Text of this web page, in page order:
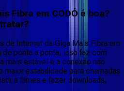
Fibra em CODÓ é boa?
de Internet da Giga Mais Fibra em
de ponta a ponta, isso faz com
mais estável e a conexão não
maior estabilidade para chamadas
a filmes e fazer downloads.